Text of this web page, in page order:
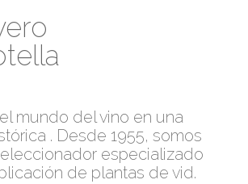
mundo del vino en una
. Desde 1955, somos
especializado
de plantas de vid.